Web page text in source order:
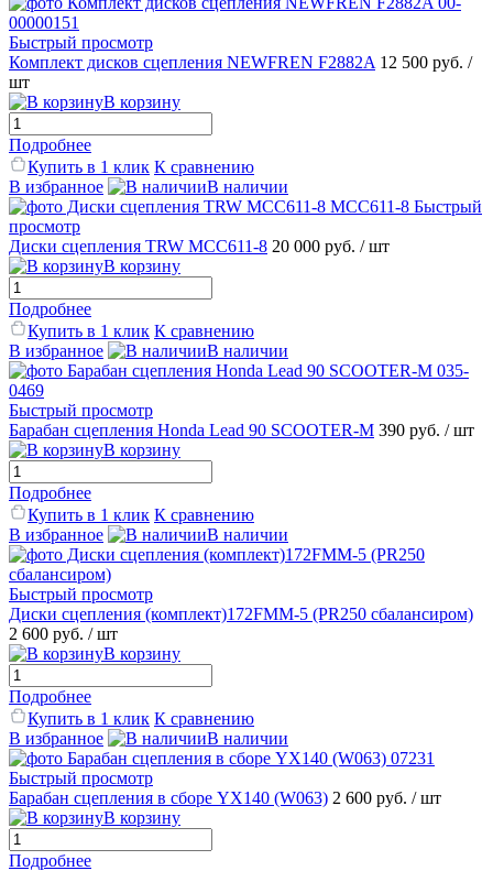
Быстрый просмотр
Комплект дисков сцепления NEWFREN F2882A 12 500 руб. /
шт
В корзину
Подробнее
Купить в 1 клик К сравнению
В избранное
В наличии
Быстрый
просмотр
Диски сцепления TRW MCC611-8 20 000 руб. / шт
В корзину
Подробнее
Купить в 1 клик К сравнению
В избранное
В наличии
Быстрый просмотр
Барабан сцепления Honda Lead 90 SCOOTER-M 390 руб. / шт
В корзину
Подробнее
Купить в 1 клик К сравнению
В избранное
В наличии
Быстрый просмотр
Диски сцепления (комплект)172FMM-5 (PR250 сбалансиром)
2 600 руб. / шт
В корзину
Подробнее
Купить в 1 клик К сравнению
В избранное
В наличии
Быстрый просмотр
Барабан сцепления в сборе YX140 (W063) 2 600 руб. / шт
В корзину
Подробнее